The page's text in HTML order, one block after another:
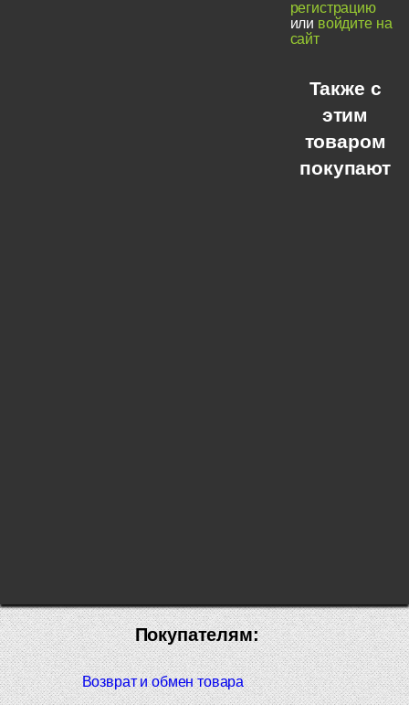
регистрацию
или войдите на
сайт
Также с
этим
товаром
покупают
Покупателям:
Возврат и обмен товара